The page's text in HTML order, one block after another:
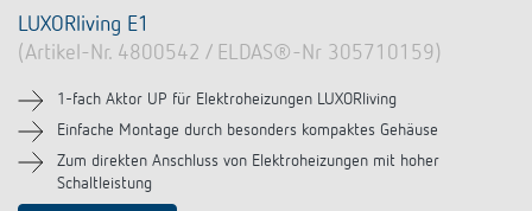
LUXORliving E1
(Artikel-Nr. 4800542 / ELDAS®-Nr 305710159)
1-fach Aktor UP für Elektroheizungen LUXORliving
Einfache Montage durch besonders kompaktes Gehäuse
Zum direkten Anschluss von Elektroheizungen mit hoher
Schaltleistung